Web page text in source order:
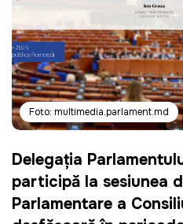
Foto: multimedia.parlament.md
Delegația
participă la sesiunea
Parlamentare a